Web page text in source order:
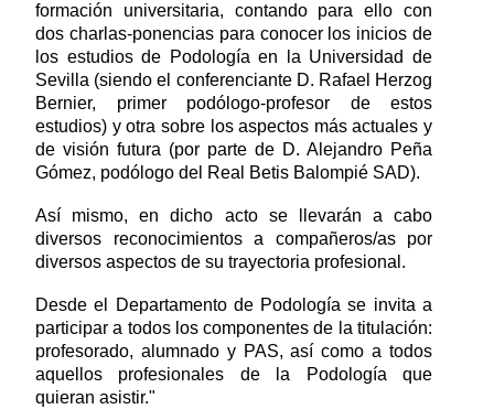
formación universitaria, contando para ello con
dos charlas-ponencias para conocer los inicios de
los estudios de Podología en la Universidad de
Sevilla (siendo el conferenciante D. Rafael Herzog
Bernier, primer podólogo-profesor de estos
estudios) y otra sobre los aspectos más actuales y
de visión futura (por parte de D. Alejandro Peña
Gómez, podólogo del Real Betis Balompié SAD).
Así mismo, en dicho acto se llevarán a cabo
diversos reconocimientos a compañeros/as por
diversos aspectos de su trayectoria profesional.
Desde el Departamento de Podología se invita a
participar a todos los componentes de la titulación:
profesorado, alumnado y PAS, así como a todos
aquellos profesionales de la Podología que
quieran asistir."